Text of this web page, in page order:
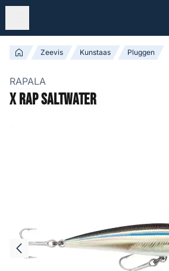
Zeevis Kunstaas Pluggen
RAPALA
X Rap Saltwater